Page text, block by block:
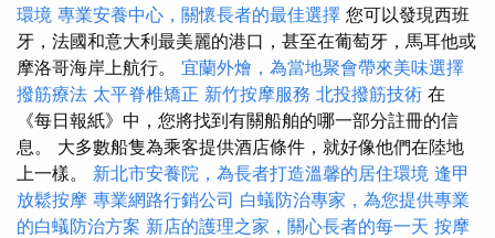
環境 專業安養中心，關懷長者的最佳選擇 您可以發現西班
牙，法國和意大利最美麗的港口，甚至在葡萄牙，馬耳他或
摩洛哥海岸上航行。 宜蘭外燴，為當地聚會帶來美味選擇
撥筋療法 太平脊椎矯正 新竹按摩服務 北投撥筋技術 在
《每日報紙》中，您將找到有關船舶的哪一部分註冊的信
息。 大多數船隻為乘客提供酒店條件，就好像他們在陸地
上一樣。 新北市安養院，為長者打造溫馨的居住環境 逢甲
放鬆按摩 專業網路行銷公司 白蟻防治專家，為您提供專業
的白蟻防治方案 新店的護理之家，關心長者的每一天 按摩